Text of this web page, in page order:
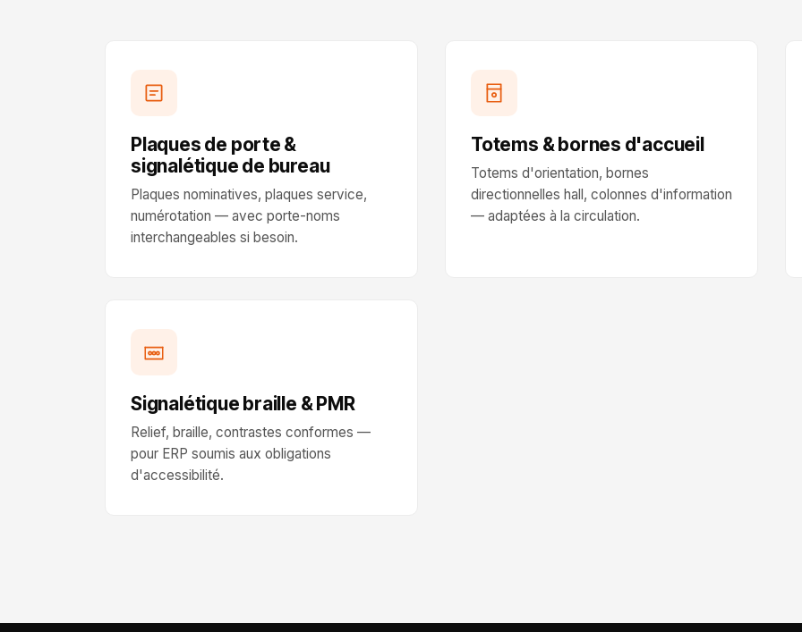
Plaques de porte &
signalétique de bureau
Plaques nominatives, plaques service,
numérotation — avec porte-noms
interchangeables si besoin.
Totems & bornes d'accueil
Totems d'orientation, bornes
directionnelles hall, colonnes d'information
— adaptées à la circulation.
Signalétique braille & PMR
Relief, braille, contrastes conformes —
pour ERP soumis aux obligations
d'accessibilité.